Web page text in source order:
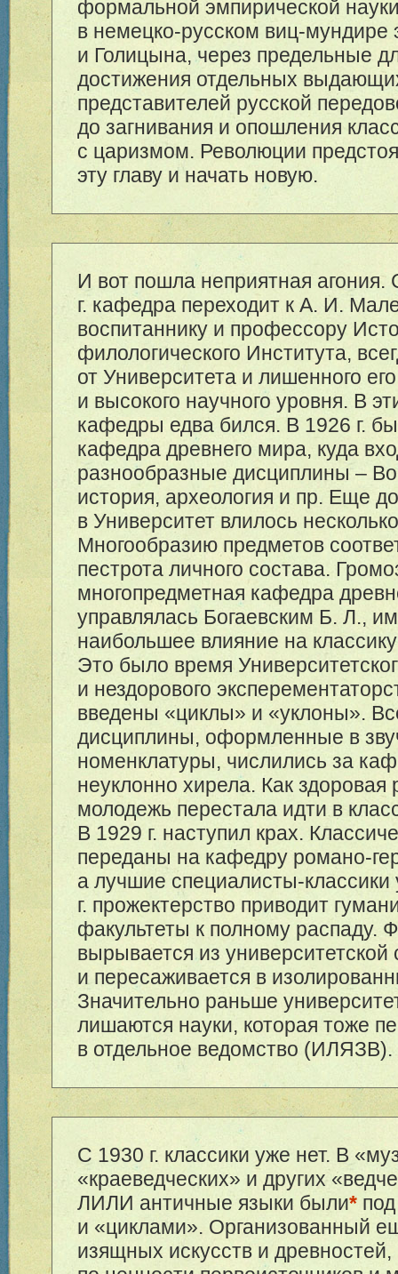
формальной эмпирической
в немецко-русском виц-мундире
и Голицына, через предельные
достижения отдельных
представителей русской
до загнивания и опошления
с царизмом. Революции
эту главу и начать новую.
И вот пошла неприятная агония.
г. кафедра переходит к А. И.
воспитаннику и профессору
филологического Института,
от Университета и лишенного
и высокого научного уровня. В
кафедры едва бился. В 1926 г.
кафедра древнего мира, куда
разнообразные дисциплины –
история, археология и пр. Еще до
в Университет влилось
Многообразию предметов
пестрота личного состава.
многопредметная кафедра
управлялась Богаевским Б. Л.,
наибольшее влияние на
Это было время
и нездорового
введены «циклы» и «уклоны».
дисциплины, оформленные в
номенклатуры, числились за
неуклонно хирела. Как здоровая
молодежь перестала идти в
В 1929 г. наступил крах.
переданы на кафедру романо-
а лучшие специалисты-
г. прожектерство приводит
факультеты к полному распаду.
вырывается из
и пересаживается в
Значительно раньше
лишаются науки, которая тоже
в отдельное ведомство (ИЛЯЗВ).
С 1930 г. классики уже нет. В
«краеведческих» и других
ЛИЛИ античные языки были*
и «циклами». Организованный
изящных искусств и